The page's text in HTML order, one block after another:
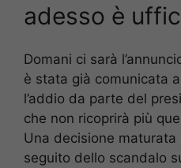
adesso è
Domani ci sarà
è stata già comunicata
l’addio da parte del
che non ricoprirà più
Una decisione
seguito dello scandalo